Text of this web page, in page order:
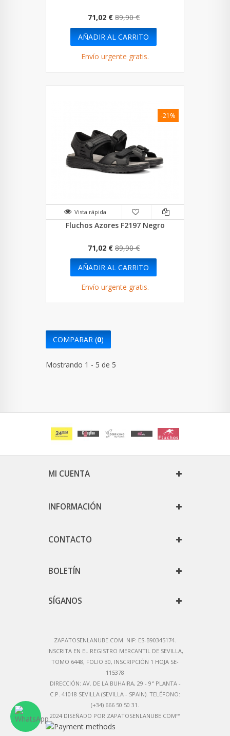
71,02 € 89,90 €
AÑADIR AL CARRITO
Envío urgente gratis.
Vista rápida
Fluchos Azores F2197 Negro
71,02 € 89,90 €
-21%
AÑADIR AL CARRITO
Envío urgente gratis.
COMPARAR (0)
Mostrando 1 - 5 de 5
MI CUENTA
INFORMACIÓN
CONTACTO
BOLETÍN
SÍGANOS
ZAPATOSENLANUBE.COM. NIF: ES-B90345174.
INSCRITA EN EL REGISTRO MERCANTIL DE SEVILLA,
TOMO 6448, FOLIO 30, INSCRIPCIÓN 1 HOJA SE-
115378
DIRECCIÓN: AV. DE LA BUHAIRA, 29 - 9ª PLANTA -
C.P. 41018 SEVILLA (SEVILLA - SPAIN) . TELÉFONO:
(+34) 666 50 50 31.
2024 DISEÑADO POR ZAPATOSENLANUBE.COM™